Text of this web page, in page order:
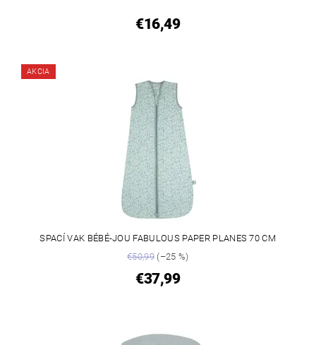
€16,49
AKCIA
SPACÍ VAK BÉBÉ-JOU FABULOUS PAPER PLANES 70 CM
€50,99(–25 %)
€37,99